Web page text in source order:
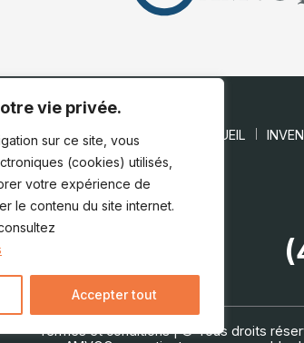
vie privée.
sur ce site, vous
(cookies) utilisés,
votre expérience de
le contenu du site internet.
Accepter tout
ACCUEIL
Termes et conditions| © Tous droits